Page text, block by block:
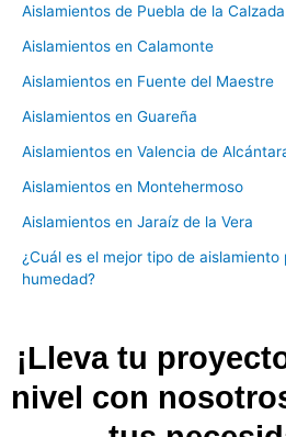
Aislamientos de Puebla de la Calzada
Aislamientos en Calamonte
Aislamientos en Fuente del Maestre
Aislamientos en Guareña
Aislamientos en Valencia de
Aislamientos en Montehermoso
Aislamientos en Jaraíz de la Vera
¿Cuál es el mejor tipo de
humedad?
¡Lleva tu
nivel con